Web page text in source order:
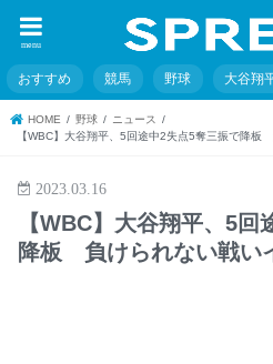
menu
おすすめ 競馬 野球 大谷翔
HOME 野球
ニュース
【WBC】大谷翔平、5回途中2失点5奪三振で降
2023.03.16
【WBC】大谷翔平、5
降板 負けられない戦い